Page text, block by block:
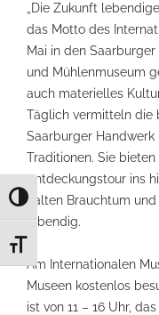
Umschalten auf hohe
Schrift vergrößern
„Die Zukunft
das Motto des
Mai in den
und Mühlenmuseum
auch materielles
Täglich vermitteln die
Saarburger
Traditionen. Sie bieten
Entdeckungstour ins
halten Brauchtum
lebendig.
Am Internationalen
Museen kostenlos
ist von 11 – 16 Uhr,